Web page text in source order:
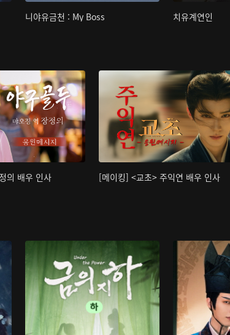
니야유금천 : My Boss 치유계연인
의 배우 인사 [메이킹] <교초> 주익연 배우 인사